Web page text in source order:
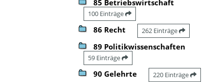
85 Betriebswirtschaft
100 Einträge
86 Recht 262 Einträge
89 Politikwissenschaften
59 Einträge
90 Gelehrte 220 Einträge